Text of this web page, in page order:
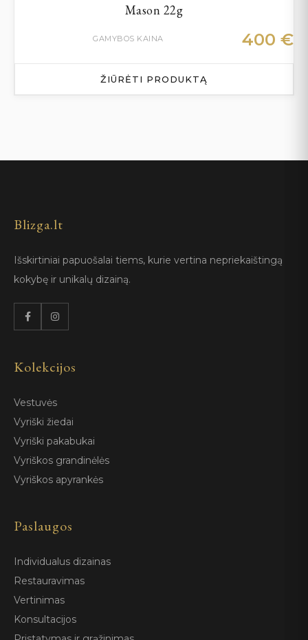
Mason 22g
GAMYBOS KAINA 400 €
ŽIŪRĖTI PRODUKTĄ
Blizga.lt
Išskirtiniai papuošalai tiems, kurie vertina nepriekaištingą
kokybę ir unikalų dizainą.
Kolekcijos
Vestuvės
Vyriški žiedai
Vyriški pakabukai
Vyriškos grandinėlės
Vyriškos apyrankės
Paslaugos
Individualus dizainas
Restauravimas
Vertinimas
Konsultacijos